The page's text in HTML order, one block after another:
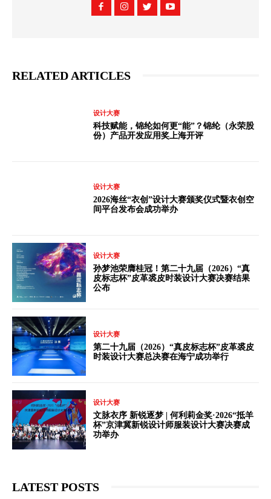
RELATED ARTICLES
设计大赛
科技赋能，锦纶如何更“能”？锦纶（永荣股
份）产品开发应用奖上海开评
设计大赛
2026海丝“衣创”设计大赛颁奖仪式暨衣创空
间平台发布会成功举办
设计大赛
孙梦池荣膺桂冠！第二十九届（2026）“真
皮标志杯”皮革裘皮时装设计大赛决赛结果
公布
设计大赛
第二十九届（2026）“真皮标志杯”皮革裘皮
时装设计大赛总决赛在海宁成功举行
设计大赛
文脉衣序 新锐逐梦 | 何利莉金奖·2026“抵羊
杯”京津冀新锐设计师服装设计大赛决赛成
功举办
LATEST POSTS